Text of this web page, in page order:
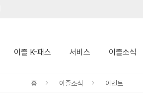
이즐 K-패스 서비스 이즐소식
홈 이즐소식 이벤트